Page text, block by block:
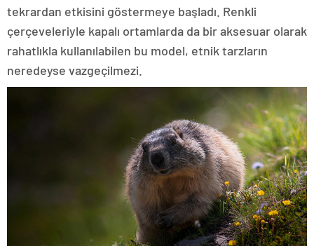
tekrardan etkisini göstermeye başladı. Renkli
çerçeveleriyle kapalı ortamlarda da bir aksesuar olarak
rahatlıkla kullanılabilen bu model, etnik tarzların
neredeyse vazgeçilmezi.